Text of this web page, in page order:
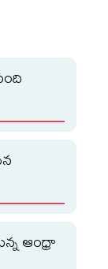
ఆంధ్రా